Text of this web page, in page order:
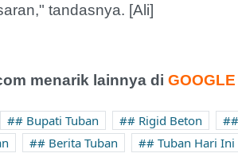
tandasnya. [Ali]
menarik lainnya di
# Bupati Tuban # Rigid Beton
# Berita Tuban
# Tuban Hari Ini